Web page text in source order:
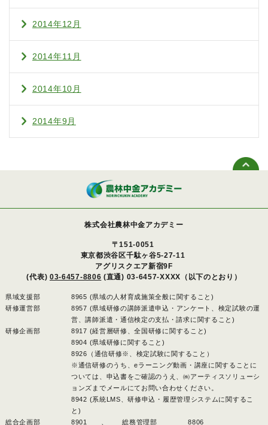
2014年12月
2014年11月
2014年10月
2014年9月
株式会社農林中金アカデミー
〒151-0051
東京都渋谷区千駄ヶ谷5-27-11
アグリスクエア新宿9F
(代表) 03-6457-8806 (直通) 03-6457-XXXX（以下のとおり）
県域支援部
8965 (県域の人材育成施策全般に関すること)
研修運営部
8957 (県域研修の講師派遣申込・アンケート、検定試験の運
営、講師派遣・通信検定の支払・請求に関すること)
研修企画部
8917 (経営層研修、全国研修に関すること)
8904 (県域研修に関すること)
8926（通信研修※、検定試験に関すること）
※通信研修のうち、eラーニング動画・講座に関することに
ついては、申込書をご確認のうえ、㈱アーティスソリューシ
ョンズまでメールにてお問い合わせください。
8942 (系統LMS、研修申込・履歴管理システムに関するこ
と)
総合企画部
8901 、総務管理部 8806